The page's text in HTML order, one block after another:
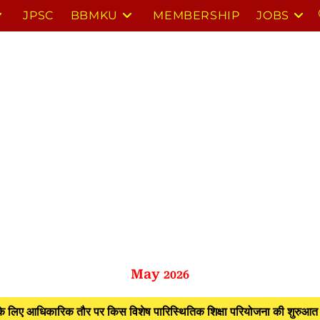
JPSC BBMKU MEMBERSHIP JOBS
May 2026
आधिकारिक तौर पर किस विशेष पारिस्थितिक शिक्षा परियोजना की